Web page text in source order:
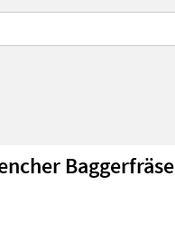
Baggerfräse